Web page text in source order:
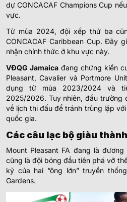
dự CONCACAF Champions Cup
vực.
Từ mùa 2024, đội xếp thứ ba
CONCACAF Caribbean Cup. Đây
nhận chính thức ở khu vực này.
VĐQG Jamaicađang chứng kiến
Pleasant, Cavalier và Portmore
dụng từ mùa 2023/2024 và
2025/2026. Tuy nhiên, đấu trường
về lịch thi đấu để tránh trùng lặp
quốc gia.
Các câu lạc bộ giàu
Mount Pleasant FA đang là
cũng là đội bóng đầu tiên phá vỡ
kỷ của hai “ông lớn” truyền
Gardens.